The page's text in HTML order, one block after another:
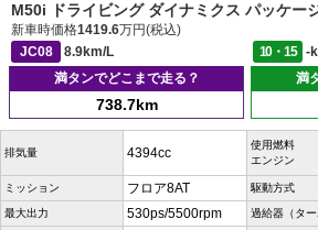
M50i ドライビング ダイナミクス パッケー
新車時価格1419.6万円(税込)
JC08
8.9km/L 10・15
-
満タンでどこまで走る？
738.7km
満
排気量 4394cc
使用燃料
エンジン
ミッション フロア8AT 駆動方式
最大出力 530ps/5500rpm 過給器（ター